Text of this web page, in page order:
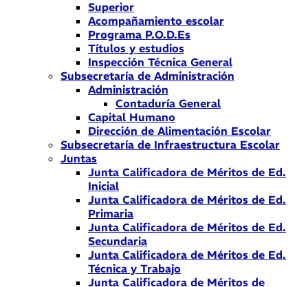
Superior
Acompañamiento escolar
Programa P.O.D.Es
Títulos y estudios
Inspección Técnica General
Subsecretaría de Administración
Administración
Contaduría General
Capital Humano
Dirección de Alimentación Escolar
Subsecretaría de Infraestructura Escolar
Juntas
Junta Calificadora de Méritos de Ed.
Inicial
Junta Calificadora de Méritos de Ed.
Primaria
Junta Calificadora de Méritos de Ed.
Secundaria
Junta Calificadora de Méritos de Ed.
Técnica y Trabajo
Junta Calificadora de Méritos de